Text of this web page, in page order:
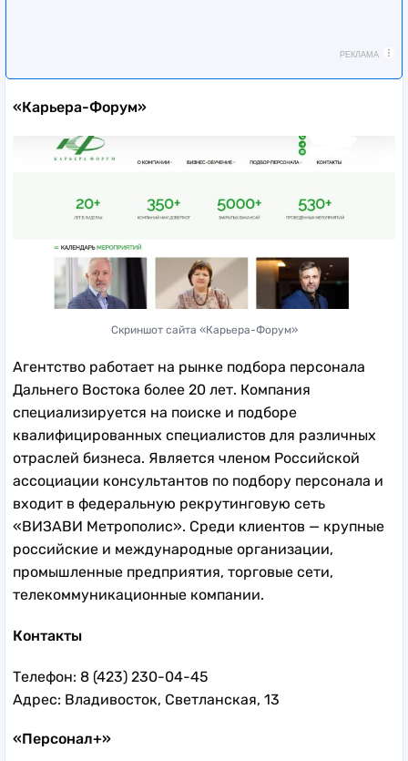
РЕКЛАМА
«Карьера-Форум»
Скриншот сайта «Карьера-Форум»
Агентство работает на рынке подбора персонала
Дальнего Востока более 20 лет. Компания
специализируется на поиске и подборе
квалифицированных специалистов для различных
отраслей бизнеса. Является членом Российской
ассоциации консультантов по подбору персонала и
входит в федеральную рекрутинговую сеть
«ВИЗАВИ Метрополис». Среди клиентов — крупные
российские и международные организации,
промышленные предприятия, торговые сети,
телекоммуникационные компании.
Контакты
Телефон: 8 (423) 230-04-45
Адрес: Владивосток, Светланская, 13
«Персонал+»